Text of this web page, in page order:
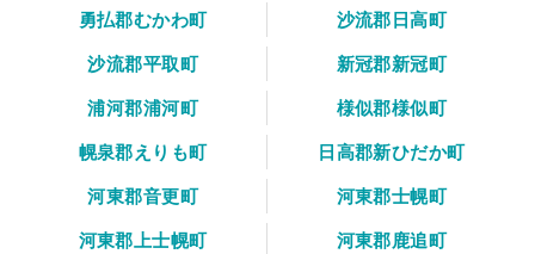
勇払郡むかわ町
沙流郡日高町
沙流郡平取町
新冠郡新冠町
浦河郡浦河町
様似郡様似町
幌泉郡えりも町
日高郡新ひだか町
河東郡音更町
河東郡士幌町
河東郡上士幌町
河東郡鹿追町